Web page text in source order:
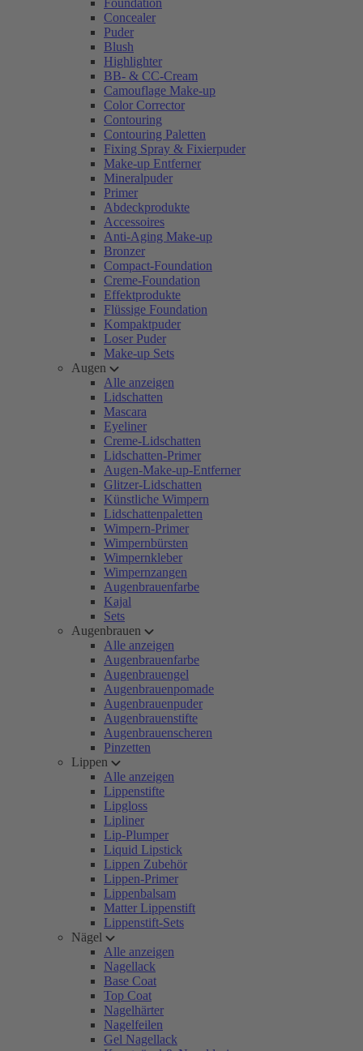
Foundation
Concealer
Puder
Blush
Highlighter
BB- & CC-Cream
Camouflage Make-up
Color Corrector
Contouring
Contouring Paletten
Fixing Spray & Fixierpuder
Make-up Entferner
Mineralpuder
Primer
Abdeckprodukte
Accessoires
Anti-Aging Make-up
Bronzer
Compact-Foundation
Creme-Foundation
Effektprodukte
Flüssige Foundation
Kompaktpuder
Loser Puder
Make-up Sets
Augen
Alle anzeigen
Lidschatten
Mascara
Eyeliner
Creme-Lidschatten
Lidschatten-Primer
Augen-Make-up-Entferner
Glitzer-Lidschatten
Künstliche Wimpern
Lidschattenpaletten
Wimpern-Primer
Wimpernbürsten
Wimpernkleber
Wimpernzangen
Augenbrauenfarbe
Kajal
Sets
Augenbrauen
Alle anzeigen
Augenbrauenfarbe
Augenbrauengel
Augenbrauenpomade
Augenbrauenpuder
Augenbrauenstifte
Augenbrauenscheren
Pinzetten
Lippen
Alle anzeigen
Lippenstifte
Lipgloss
Lipliner
Lip-Plumper
Liquid Lipstick
Lippen Zubehör
Lippen-Primer
Lippenbalsam
Matter Lippenstift
Lippenstift-Sets
Nägel
Alle anzeigen
Nagellack
Base Coat
Top Coat
Nagelhärter
Nagelfeilen
Gel Nagellack